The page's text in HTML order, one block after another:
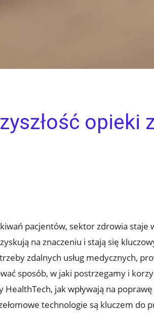
opieki
pacjentów, sektor zdrowia
na znaczeniu i stają się
zdalnych usług medycznych,
sposób, w jaki postrzegamy i
jak wpływają na
technologie są kluczem do